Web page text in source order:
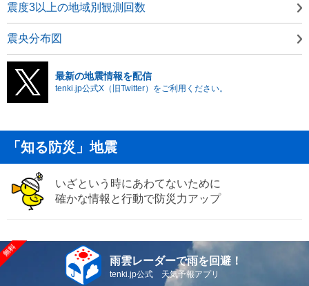
震度3以上の地域別観測回数
震央分布図
最新の地震情報を配信
tenki.jp公式X（旧Twitter）をご利用ください。
「知る防災」地震
いざという時にあわてないために
確かな情報と行動で防災力アップ
雨雲レーダーで雨を回避！
tenki.jp公式 天気予報アプリ